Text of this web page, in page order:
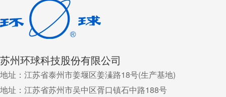
苏州环球科技股份有限公司
地址：江苏省泰州市姜堰区姜溱路18号(生产基地)
地址：江苏省苏州市吴中区胥口镇石中路188号